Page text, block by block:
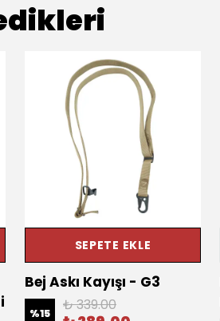
SEPETE EKLE
Bej Askı Kayışı - G3
%15 ₺ 339.00